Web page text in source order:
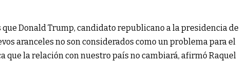
que Donald Trump, candidato republicano a la presidencia de
aranceles no son considerados como un problema para el
que la relación con nuestro país no cambiará, afirmó Raquel